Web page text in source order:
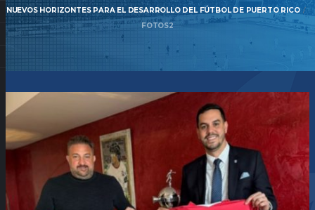
NUEVOS HORIZONTES PARA EL DESARROLLO DEL FÚTBOL DE PUERTO RICO
FOTOS2